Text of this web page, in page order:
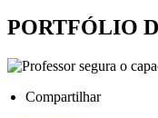
PORTFÓLIO
Compartilhar